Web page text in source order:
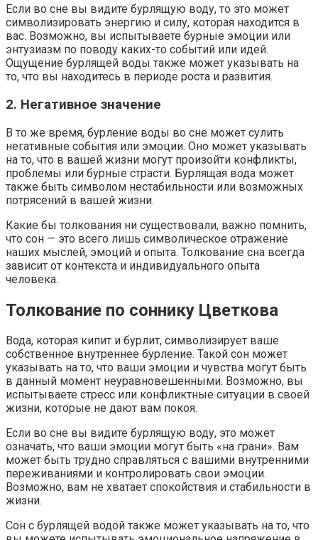
Если во сне вы видите бурлящую воду, то это может
символизировать энергию и силу, которая находится в
вас. Возможно, вы испытываете бурные эмоции или
энтузиазм по поводу каких-то событий или идей.
Ощущение бурлящей воды также может указывать на
то, что вы находитесь в периоде роста и развития.
2. Негативное значение
В то же время, бурление воды во сне может сулить
негативные события или эмоции. Оно может указывать
на то, что в вашей жизни могут произойти конфликты,
проблемы или бурные страсти. Бурлящая вода может
также быть символом нестабильности или возможных
потрясений в вашей жизни.
Какие бы толкования ни существовали, важно помнить,
что сон — это всего лишь символическое отражение
наших мыслей, эмоций и опыта. Толкование сна всегда
зависит от контекста и индивидуального опыта
человека.
Толкование по соннику Цветкова
Вода, которая кипит и бурлит, символизирует ваше
собственное внутреннее бурление. Такой сон может
указывать на то, что ваши эмоции и чувства могут быть
в данный момент неуравновешенными. Возможно, вы
испытываете стресс или конфликтные ситуации в своей
жизни, которые не дают вам покоя.
Если во сне вы видите бурлящую воду, это может
означать, что ваши эмоции могут быть «на грани». Вам
может быть трудно справляться с вашими внутренними
переживаниями и контролировать свои эмоции.
Возможно, вам не хватает спокойствия и стабильности в
жизни.
Сон с бурлящей водой также может указывать на то, что